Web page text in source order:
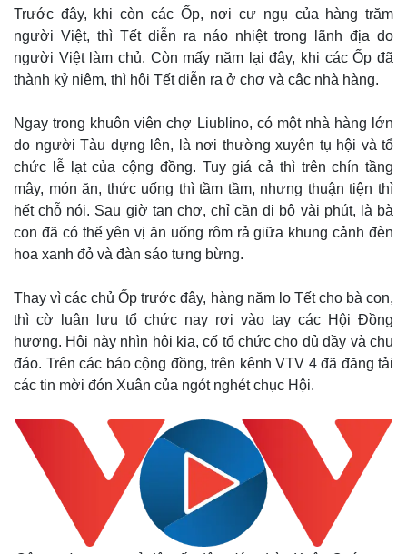
Trước đây, khi còn các Ốp, nơi cư ngụ của hàng trăm
người Việt, thì Tết diễn ra náo nhiệt trong lãnh địa do
người Việt làm chủ. Còn mấy năm lại đây, khi các Ốp đã
thành kỷ niệm, thì hội Tết diễn ra ở chợ và câc nhà hàng.
Ngay trong khuôn viên chợ Liublino, có một nhà hàng lớn
do người Tàu dựng lên, là nơi thường xuyên tụ hội và tổ
chức lễ lạt của cộng đồng. Tuy giá cả thì trên chín tầng
mây, món ăn, thức uống thì tầm tầm, nhưng thuận tiện thì
hết chỗ nói. Sau giờ tan chợ, chỉ cần đi bộ vài phút, là bà
con đã có thể yên vị ăn uống rôm rả giữa khung cảnh đèn
hoa xanh đỏ và đàn sáo tưng bừng.
Thay vì các chủ Ốp trước đây, hàng năm lo Tết cho bà con,
thì cờ luân lưu tổ chức nay rơi vào tay các Hội Đồng
hương. Hội này nhìn hội kia, cố tổ chức cho đủ đầy và chu
đáo. Trên các báo cộng đồng, trên kênh VTV 4 đã đăng tải
các tin mời đón Xuân của ngót nghét chục Hội.